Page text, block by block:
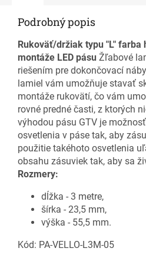
Podrobný popis
Rukoväť/držiak typu "L" farba
montáže LED pásu Žľabové
riešením pre dokončovací
lamiel vám umožňuje stavať
montáže rukovätí, čo vám
rovné predné časti, z ktorých
výhodou pásu GTV je
osvetlenia v páse tak, aby
použitie takéhoto osvetlenia
obsahu zásuviek tak, aby sa
Rozmery:
dĺžka - 3 metre,
šírka - 23,5 mm,
výška - 55,5 mm.
Kód: PA-VELLO-L3M-05